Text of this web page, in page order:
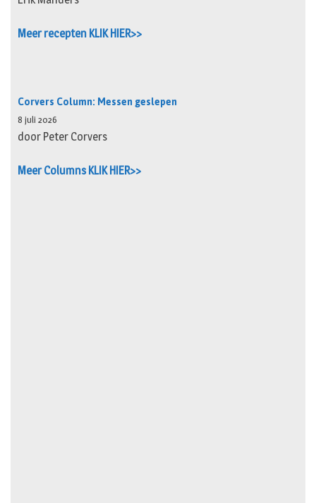
Meer recepten KLIK HIER>>
Corvers Column: Messen geslepen
8 juli 2026
door Peter Corvers
Meer Columns KLIK HIER>>